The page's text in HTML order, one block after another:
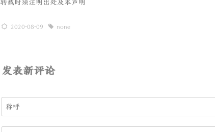
转载时须注明出处及本声明
2020-08-09 none
发表新评论